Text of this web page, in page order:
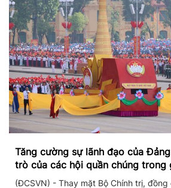
Tăng cường sự lãnh đạo của
trò của các hội quần chúng trong
triển mới
(ĐCSVN) - Thay mặt Bộ Chính trị,